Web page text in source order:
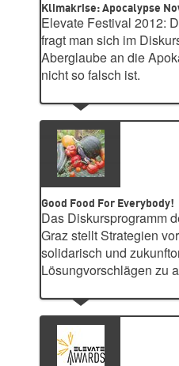
Klimakrise: Apocalypse
Elevate Festival 2012:
fragt man sich im
Aberglaube an die
nicht so falsch ist.
Good Food For Everybody!
Das Diskursprogramm
Graz stellt Strategien
solidarisch und
Lösungvorschlägen zu